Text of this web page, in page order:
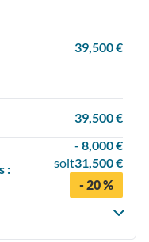
39,500 €
39,500 €
:
- 8,000 €
soit31,500 €
- 20 %